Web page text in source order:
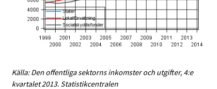
Källa: Den offentliga sektorns inkomster och utgifter, 4:e
kvartalet 2013. Statistikcentralen